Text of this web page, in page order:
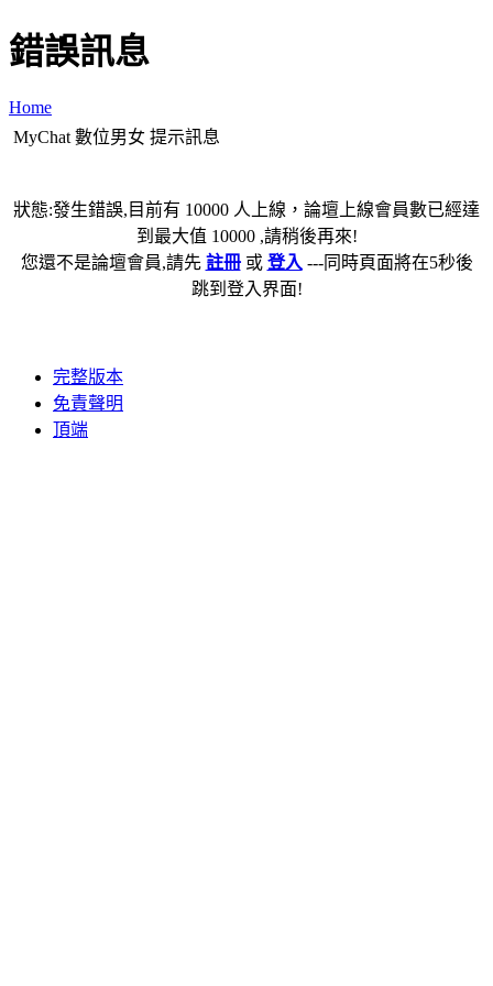
錯誤訊息
Home
MyChat 數位男女 提示訊息
狀態:發生錯誤,目前有 10000 人上線，論壇上線會員數已經達
到最大值 10000 ,請稍後再來!
您還不是論壇會員,請先 註冊或 登入 ---同時頁面將在5秒後
跳到登入界面!
完整版本
免責聲明
頂端